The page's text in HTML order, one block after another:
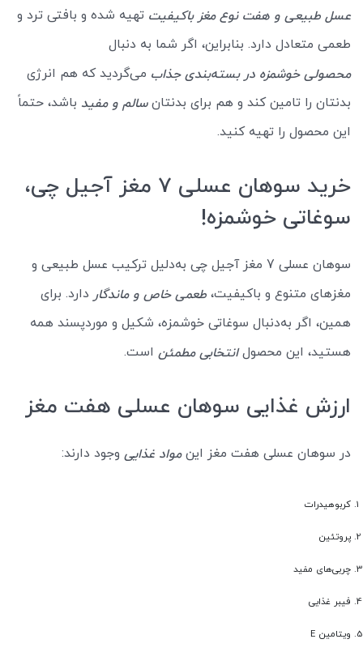
عسل طبیعی و هفت نوع مغز باکیفیت تهیه شده و بافتی ترد و
طعمی متعادل دارد. بنابراین، اگر شما به دنبال
محصولی خوشمزه در بسته‌بندی جذاب می‌گردید که هم انرژی
بدنتان را تامین کند و هم برای بدنتانسالم و مفید باشد، حتماً
این محصول را تهیه کنید.
خرید سوهان عسلی 7 مغز آجیل چی،
سوغاتی خوشمزه!
سوهان عسلی 7 مغز آجیل چی به‌دلیل ترکیب عسل طبیعی و
مغزهای متنوع و باکیفیت، طعمی خاص و ماندگار دارد. برای
همین، اگر به‌دنبال سوغاتی خوشمزه، شکیل و موردپسند همه
هستید، این محصولانتخابی مطمئن است.
ارزش غذایی سوهان عسلی هفت مغز
در سوهان عسلی هفت مغز اینمواد غذایی وجود دارند:
کربوهیدرات
پروتئین
چربی‌های مفید
فیبر غذایی
ویتامین E